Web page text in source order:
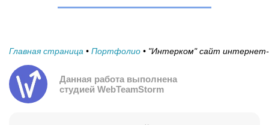
Разработка сайтов
Поддержка
Дизайн и реклама
Вакансии
Контакты
О нас
Блог
Прочее
Фреймворк CyFe
Главная страница • Портфолио • "Интерком" сайт интернет-
Данная работа выполнена
студией WebTeamStorm